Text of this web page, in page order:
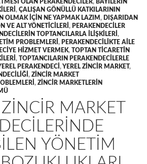
OLAN PERAKENDECILER, BAYILERIN
, ÇALIŞAN GÖNÜLLÜ KATKILARININ
OLMAK IÇIN NE YAPMAK LAZIM , DIŞARIDAN
VE ALT YÖNETICILERI , PERAKENDECILER
TOPTANCILARLA ILIŞKILERI ,
PROBLEMLERI , PERAKENDECILIKTE AILE
HIZMET VERMEK, TOPTAN TICARETIN
, TOPTANCILARIN PERAKENDECILERLE
PERAKENDECI ,YEREL ZINCIR MARKET,
, ZINCIR MARKET
, ZINCIR MARKETLERIN
MARKET
YÖNETIM